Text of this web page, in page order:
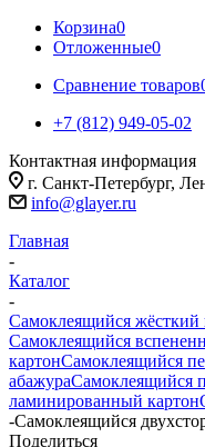
Корзина0
Отложенные0
Сравнение товаров
+7 (812) 949-05-02
Контактная информация
г. Санкт-Петербург,
info@glayer.ru
Главная
-
Каталог
-
Самоклеящийся жёсткий
Самоклеящийся
картонСамоклеящийся
абажураСамоклеящийся
ламинированный картон
-Самоклеящийся
Поделиться